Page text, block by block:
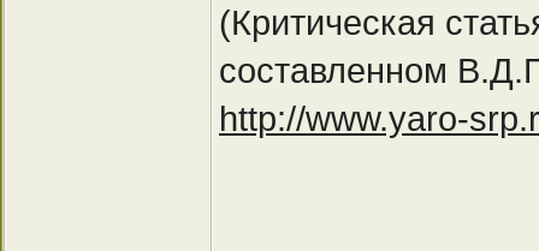
(Критическая
составленном
http://www.yaro-